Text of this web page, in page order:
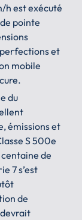
h est exécuté
pointe
et
mobile
du
émissions et
S 500e
de
7 s’est
de